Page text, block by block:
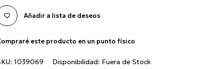
Añadir a lista de deseos
este producto en un punto físico
1039069 Disponibilidad: Fuera de Stock